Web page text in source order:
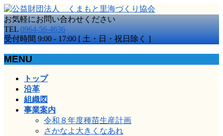
お気軽にお問い合わせください
TEL 0964-56-4636
受付時間 9:00 - 17:00 [ 土・日・祝日除く ]
MENU
トップ
沿革
組織図
事業案内
令和８年度種苗生産計画
さかなよ大きくなあれ